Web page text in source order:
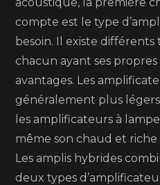
compte est le type
besoin. Il existe différents
chacun ayant ses
avantages. Les
généralement plus
les amplificateurs à
même son chaud et riche
Les amplis hybrides
deux types